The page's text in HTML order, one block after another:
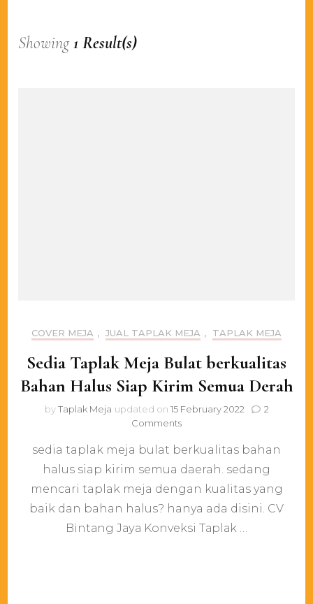
Showing1 Result(s)
COVER MEJA , JUAL TAPLAK MEJA , TAPLAK MEJA
Sedia Taplak Meja Bulat berkualitas
Bahan Halus Siap Kirim Semua Derah
byTaplak Meja updated on 15 February 2022
2
Commentson
Taplak
Meja
berkualitas
Bahan
Halus
Siap
sedia taplak meja bulat berkualitas bahan
halus siap kirim semua daerah. sedang
mencari taplak meja dengan kualitas yang
baik dan bahan halus? hanya ada disini. CV
Bіntаng Jауа Konveksi Tарlаk …